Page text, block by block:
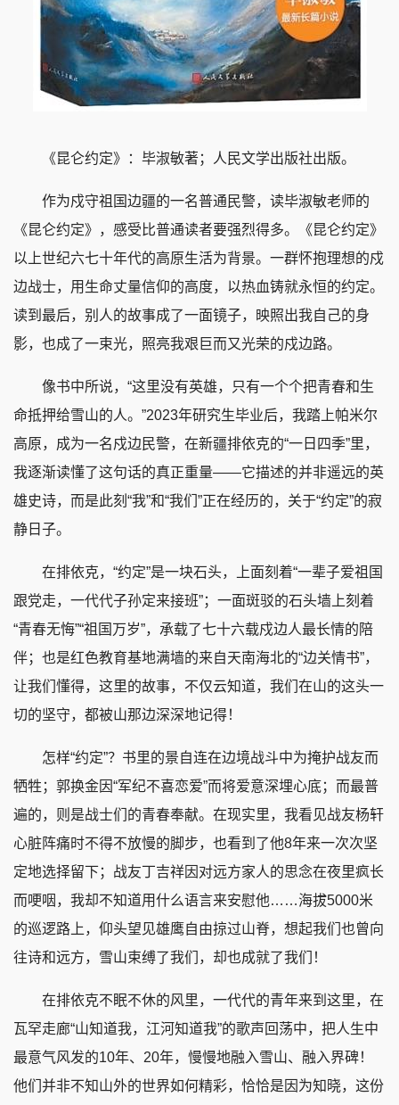
《昆仑约定》：毕淑敏著；人民文学出版社出版。
作为戍守祖国边疆的一名普通民警，读毕淑敏老师的
《昆仑约定》，感受比普通读者要强烈得多。《昆仑约定》
以上世纪六七十年代的高原生活为背景。一群怀抱理想的戍
边战士，用生命丈量信仰的高度，以热血铸就永恒的约定。
读到最后，别人的故事成了一面镜子，映照出我自己的身
影，也成了一束光，照亮我艰巨而又光荣的戍边路。
像书中所说，“这里没有英雄，只有一个个把青春和生
命抵押给雪山的人。”2023年研究生毕业后，我踏上帕米尔
高原，成为一名戍边民警，在新疆排依克的“一日四季”里，
我逐渐读懂了这句话的真正重量——它描述的并非遥远的英
雄史诗，而是此刻“我”和“我们”正在经历的，关于“约定”的寂
静日子。
在排依克，“约定”是一块石头，上面刻着“一辈子爱祖国
跟党走，一代代子孙定来接班”；一面斑驳的石头墙上刻着
“青春无悔”“祖国万岁”，承载了七十六载戍边人最长情的陪
伴；也是红色教育基地满墙的来自天南海北的“边关情书”，
让我们懂得，这里的故事，不仅云知道，我们在山的这头一
切的坚守，都被山那边深深地记得！
怎样“约定”？书里的景自连在边境战斗中为掩护战友而
牺牲；郭换金因“军纪不喜恋爱”而将爱意深埋心底；而最普
遍的，则是战士们的青春奉献。在现实里，我看见战友杨轩
心脏阵痛时不得不放慢的脚步，也看到了他8年来一次次坚
定地选择留下；战友丁吉祥因对远方家人的思念在夜里疯长
而哽咽，我却不知道用什么语言来安慰他……海拔5000米
的巡逻路上，仰头望见雄鹰自由掠过山脊，想起我们也曾向
往诗和远方，雪山束缚了我们，却也成就了我们！
在排依克不眠不休的风里，一代代的青年来到这里，在
瓦罕走廊“山知道我，江河知道我”的歌声回荡中，把人生中
最意气风发的10年、20年，慢慢地融入雪山、融入界碑！
他们并非不知山外的世界如何精彩，恰恰是因为知晓，这份